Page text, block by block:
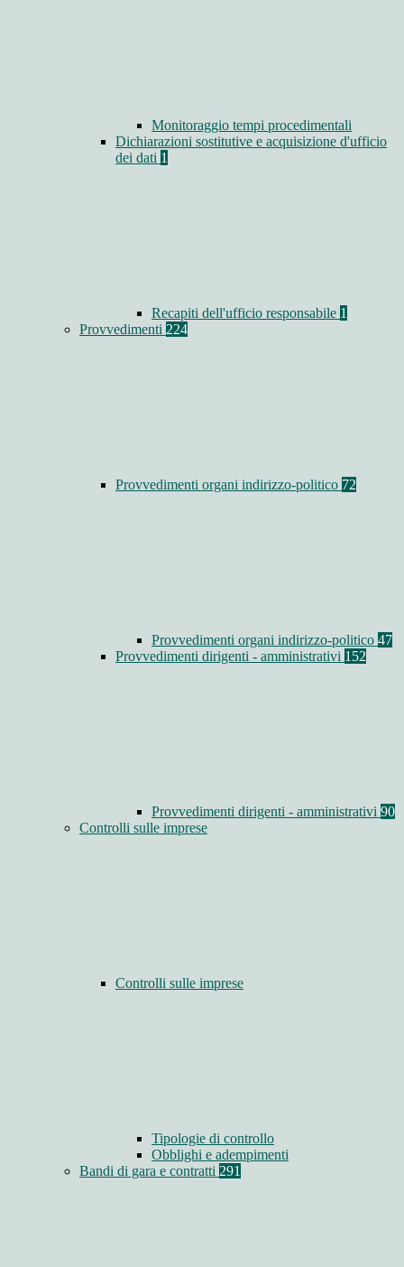
Monitoraggio tempi procedimentali
Dichiarazioni sostitutive e acquisizione d'ufficio
dei dati 1
Recapiti dell'ufficio responsabile 1
Provvedimenti 224
Provvedimenti organi indirizzo-politico 72
Provvedimenti organi indirizzo-politico 47
Provvedimenti dirigenti - amministrativi 152
Provvedimenti dirigenti - amministrativi 90
Controlli sulle imprese
Controlli sulle imprese
Tipologie di controllo
Obblighi e adempimenti
Bandi di gara e contratti 291